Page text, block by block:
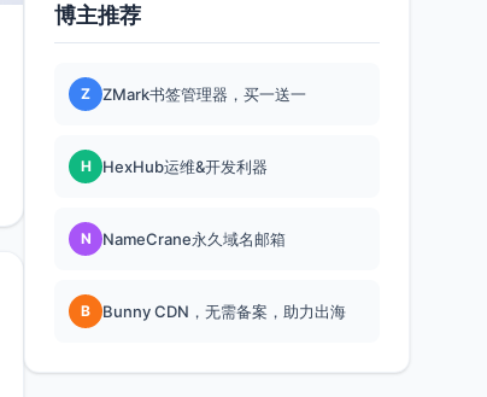
博主推荐
Z ZMark书签管理器，买一送一
H HexHub运维&开发利器
N NameCrane永久域名邮箱
B Bunny CDN，无需备案，助力出海